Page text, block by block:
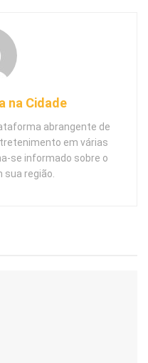
na Cidade
abrangente de
em várias
se informado sobre o
região.